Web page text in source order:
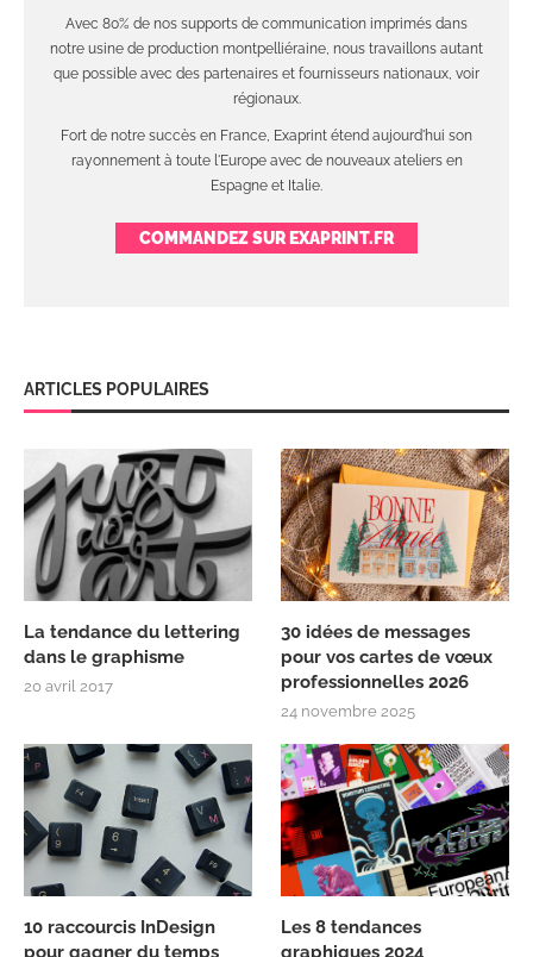
Avec 80% de nos supports de communication imprimés dans
notre usine de production montpelliéraine, nous travaillons autant
que possible avec des partenaires et fournisseurs nationaux, voir
régionaux.
Fort de notre succès en France, Exaprint étend aujourd'hui son
rayonnement à toute l'Europe avec de nouveaux ateliers en
Espagne et Italie.
COMMANDEZ SUR EXAPRINT.FR
ARTICLES POPULAIRES
La tendance du lettering
dans le graphisme
20 avril 2017
30 idées de messages
pour vos cartes de vœux
professionnelles 2026
24 novembre 2025
10 raccourcis InDesign
pour gagner du temps
Les 8 tendances
graphiques 2024